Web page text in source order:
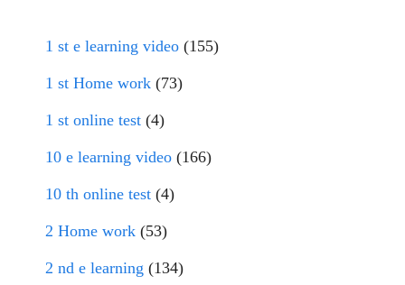
1 st e learning video (155)
1 st Home work (73)
1 st online test (4)
10 e learning video (166)
10 th online test (4)
2 Home work (53)
2 nd e learning (134)